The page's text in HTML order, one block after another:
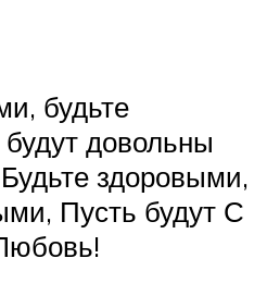
будьте
довольны
здоровыми,
Пусть будут С